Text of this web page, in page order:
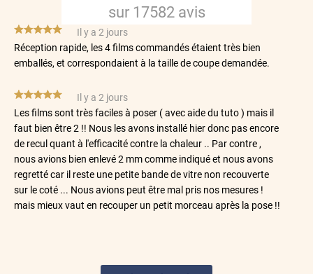
sur 17582avis
*****
Réception rapide, les 4 films commandés étaient très bien
emballés, et correspondaient à la taille de coupe demandée.
Il y a 2 jours
*****
Les films sont très faciles à poser ( avec aide du tuto ) mais il
faut bien être 2 !! Nous les avons installé hier donc pas encore
de recul quant à l'efficacité contre la chaleur .. Par contre ,
nous avions bien enlevé 2 mm comme indiqué et nous avons
regretté car il reste une petite bande de vitre non recouverte
sur le coté ... Nous avions peut être mal pris nos mesures !
mais mieux vaut en recouper un petit morceau après la pose !!
Il y a 2 jours